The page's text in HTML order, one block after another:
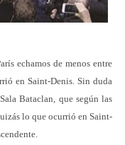
echamos de menos entre
en Saint-Denis. Sin duda
Bataclan, que según las
lo que ocurrió en Saint-